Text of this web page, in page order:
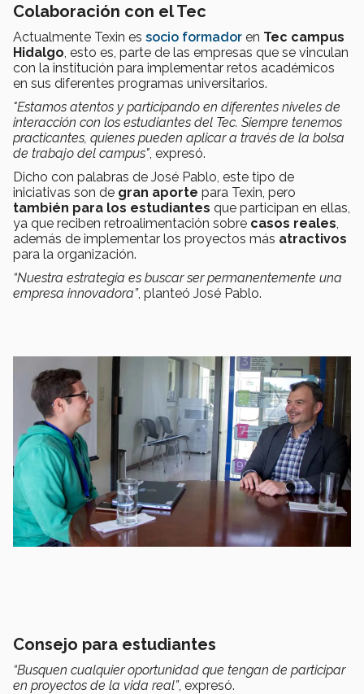
Colaboración con el Tec
Actualmente Texin es socio formador en Tec campus
Hidalgo , esto es, parte de las empresas que se vinculan
con la institución para implementar retos académicos
en sus diferentes programas universitarios.
"Estamos atentos y participando en diferentes niveles de
interacción con los estudiantes del Tec. Siempre tenemos
practicantes, quienes pueden aplicar a través de la bolsa
de trabajo del campus" , expresó.
Dicho con palabras de José Pablo, este tipo de
iniciativas son de gran aporte para Texin, pero
también para los estudiantes que participan en ellas,
ya que reciben retroalimentación sobre casos reales
además de implementar los proyectos más atractivos
para la organización.
“Nuestra estrategia es buscar ser permanentemente una
empresa innovadora”, planteó José Pablo.
Consejo para estudiantes
“Busquen cualquier oportunidad que tengan de participar
en proyectos de la vida real”, expresó.